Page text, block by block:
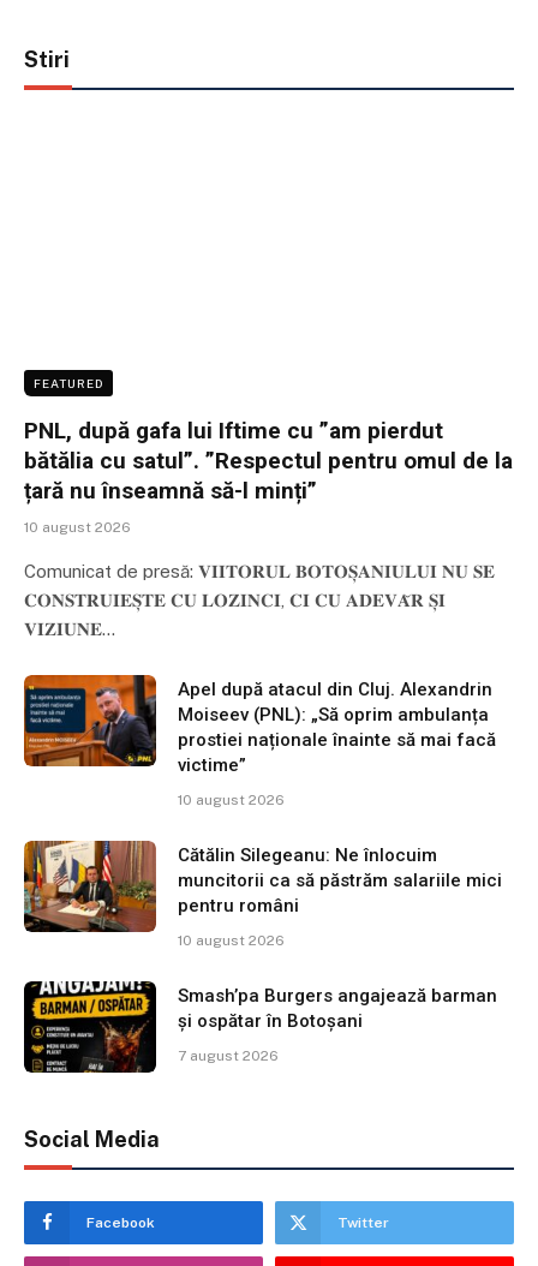
Stiri
FEATURED
PNL, după gafa lui Iftime cu ”am pierdut
bătălia cu satul”. ”Respectul pentru omul de la
țară nu înseamnă să-l minți”
10 august 2026
Comunicat de presă: 𝐕𝐈𝐈𝐓𝐎𝐑𝐔𝐋 𝐁𝐎𝐓𝐎𝐒̦𝐀𝐍𝐈𝐔𝐋𝐔𝐈 𝐍𝐔 𝐒𝐄
𝐂𝐎𝐍𝐒𝐓𝐑𝐔𝐈𝐄𝐒̦𝐓𝐄 𝐂𝐔 𝐋𝐎𝐙𝐈𝐍𝐂𝐈, 𝐂𝐈 𝐂𝐔 𝐀𝐃𝐄𝐕𝐀̆𝐑 𝐒̦𝐈
𝐕𝐈𝐙𝐈𝐔𝐍𝐄…
Apel după atacul din Cluj. Alexandrin
Moiseev (PNL): „Să oprim ambulanța
prostiei naționale înainte să mai facă
victime”
10 august 2026
Cătălin Silegeanu: Ne înlocuim
muncitorii ca să păstrăm salariile mici
pentru români
10 august 2026
Smash’pa Burgers angajează barman
și ospătar în Botoșani
7 august 2026
Social Media
Facebook Twitter